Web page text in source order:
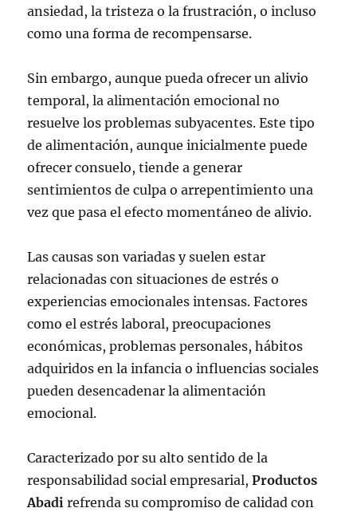
ansiedad, la tristeza o la frustración, o incluso
como una forma de recompensarse.
Sin embargo, aunque pueda ofrecer un alivio
temporal, la alimentación emocional no
resuelve los problemas subyacentes. Este tipo
de alimentación, aunque inicialmente puede
ofrecer consuelo, tiende a generar
sentimientos de culpa o arrepentimiento una
vez que pasa el efecto momentáneo de alivio.
Las causas son variadas y suelen estar
relacionadas con situaciones de estrés o
experiencias emocionales intensas. Factores
como el estrés laboral, preocupaciones
económicas, problemas personales, hábitos
adquiridos en la infancia o influencias sociales
pueden desencadenar la alimentación
emocional.
Caracterizado por su alto sentido de la
responsabilidad social empresarial,Productos
Abadi refrenda su compromiso de calidad con